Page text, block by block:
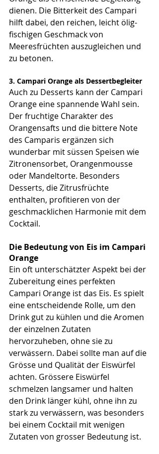
dienen. Die Bitterkeit des Campari
hilft dabei, den reichen, leicht ölig-
fischigen Geschmack von
Meeresfrüchten auszugleichen und
zu betonen.
3. Campari Orange als Dessertbegleiter
Auch zu Desserts kann der Campari
Orange eine spannende Wahl sein.
Der fruchtige Charakter des
Orangensafts und die bittere Note
des Camparis ergänzen sich
wunderbar mit süssen Speisen wie
Zitronensorbet, Orangenmousse
oder Mandeltorte. Besonders
Desserts, die Zitrusfrüchte
enthalten, profitieren von der
geschmacklichen Harmonie mit dem
Cocktail.
Die Bedeutung von Eis im Campari
Orange
Ein oft unterschätzter Aspekt bei der
Zubereitung eines perfekten
Campari Orange ist das Eis. Es spielt
eine entscheidende Rolle, um den
Drink gut zu kühlen und die Aromen
der einzelnen Zutaten
hervorzuheben, ohne sie zu
verwässern. Dabei sollte man auf die
Grösse und Qualität der Eiswürfel
achten. Grössere Eiswürfel
schmelzen langsamer und halten
den Drink länger kühl, ohne ihn zu
stark zu verwässern, was besonders
bei einem Cocktail mit wenigen
Zutaten von grosser Bedeutung ist.